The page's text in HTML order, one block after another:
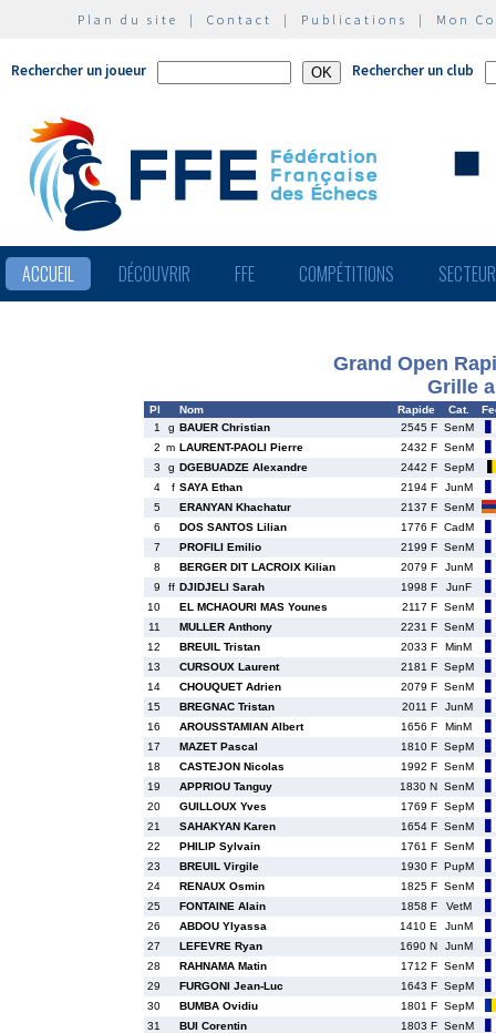
Plan du site | Contact | Publications | Mon
Rechercher un joueur Rechercher un club
ACCUEIL DÉCOUVRIR FFE COMPÉTITIONS
Grand Open
Grille
Pl Nom Rapide Cat.
1
g BAUER Christian 2545 F SenM
2 m LAURENT-PAOLI Pierre 2432 F SenM
3
g DGEBUADZE Alexandre 2442 F SepM
4
f SAYA Ethan 2194 F
JunM
5
ERANYAN Khachatur 2137 F SenM
6
DOS SANTOS Lilian 1776 F CadM
7
PROFILI Emilio 2199 F SenM
8
BERGER DIT LACROIX Kilian 2079 F
JunM
9
ff DJIDJELI Sarah 1998 F
JunF
10
EL MCHAOURI MAS Younes 2117 F SenM
11
MULLER Anthony 2231 F SenM
12
BREUIL Tristan 2033 F
MinM
13
CURSOUX Laurent 2181 F SepM
14
CHOUQUET Adrien 2079 F SenM
15
BREGNAC Tristan 2011 F
JunM
16
AROUSSTAMIAN Albert 1656 F
MinM
17
MAZET Pascal 1810 F SepM
18
CASTEJON Nicolas 1992 F SenM
19
APPRIOU Tanguy 1830 N SenM
20
GUILLOUX Yves 1769 F SepM
21
SAHAKYAN Karen 1654 F SenM
22
PHILIP Sylvain 1761 F SenM
23
BREUIL Virgile 1930 F PupM
24
RENAUX Osmin 1825 F SenM
25
FONTAINE Alain 1858 F
VetM
26
ABDOU Ylyassa 1410 E
JunM
27
LEFEVRE Ryan 1690 N
JunM
28
RAHNAMA Matin 1712 F SenM
29
FURGONI Jean-Luc 1643 F SepM
30
BUMBA Ovidiu 1801 F SepM
31
BUI Corentin 1803 F SenM